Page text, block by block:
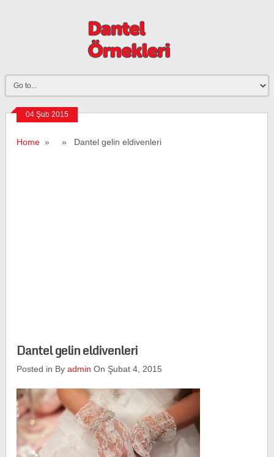
04 Şub 2015
Home » » Dantel gelin eldivenleri
Dantel gelin eldivenleri
Posted in Byadmin On Şubat 4, 2015